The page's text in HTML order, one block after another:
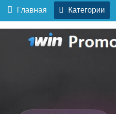
Главная Категории